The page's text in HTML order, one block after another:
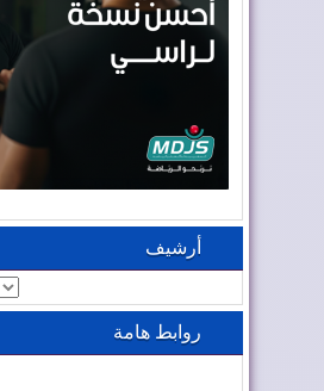
أرشيف
روابط هامة